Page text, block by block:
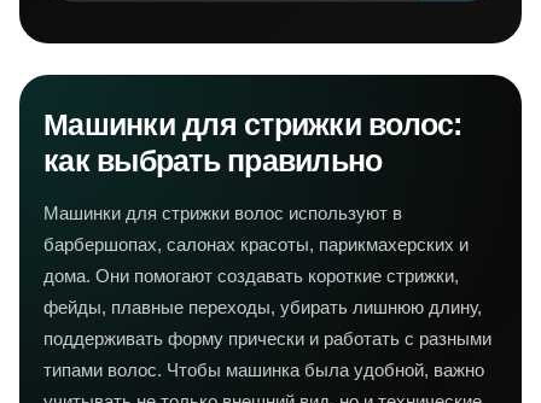
Машинки для стрижки волос:
как выбрать правильно
Машинки для стрижки волос используют в
барбершопах, салонах красоты, парикмахерских и
дома. Они помогают создавать короткие стрижки,
фейды, плавные переходы, убирать лишнюю длину,
поддерживать форму прически и работать с разными
типами волос. Чтобы машинка была удобной, важно